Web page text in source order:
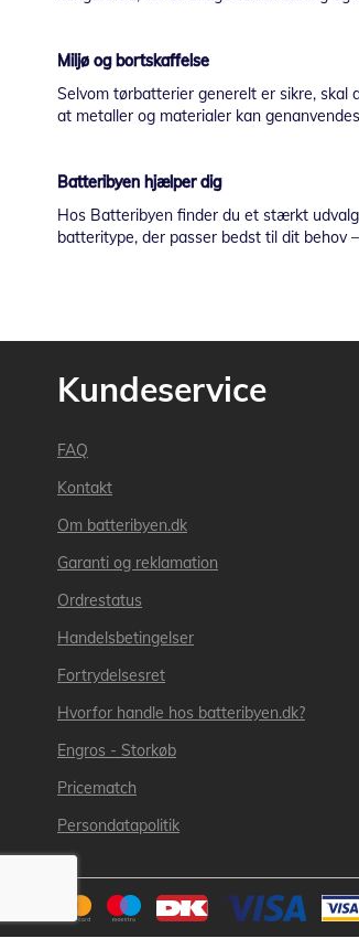
Miljø og bortskaffelse
Selvom tørbatterier generelt er sikre, skal
at metaller og materialer kan
Batteribyen hjælper dig
Hos Batteribyen finder du et stærkt
batteritype, der passer bedst til dit behov
Kundeservice
FAQ
Kontakt
Om batteribyen.dk
Garanti og reklamation
Ordrestatus
Handelsbetingelser
Fortrydelsesret
Hvorfor handle hos batteribyen.dk?
Engros - Storkøb
Pricematch
Persondatapolitik